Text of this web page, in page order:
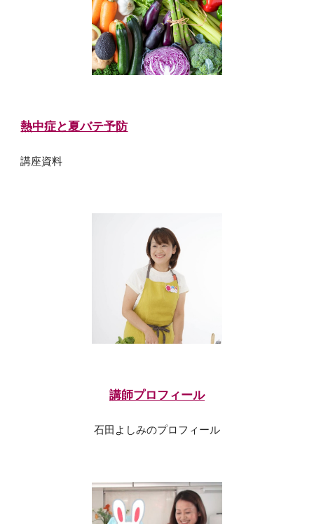
熱中症と夏バテ予防
講座資料
講師プロフィール
石田よしみのプロフィール